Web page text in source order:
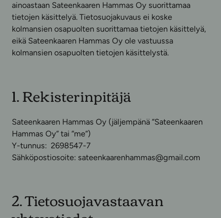
ainoastaan Sateenkaaren Hammas Oy suorittamaa
tietojen käsittelyä. Tietosuojakuvaus ei koske
kolmansien osapuolten suorittamaa tietojen käsittelyä,
eikä Sateenkaaren Hammas Oy ole vastuussa
kolmansien osapuolten tietojen käsittelystä.
1. Rekisterinpitäjä
Sateenkaaren Hammas Oy (jäljempänä ”Sateenkaaren
Hammas Oy” tai ”me”)
Y-tunnus: 2698547-7
Sähköpostiosoite: sateenkaarenhammas@gmail.com
2. Tietosuojavastaavan